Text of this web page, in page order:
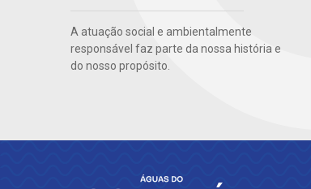
A atuação social e ambientalmente
responsável faz parte da nossa história e
do nosso propósito.